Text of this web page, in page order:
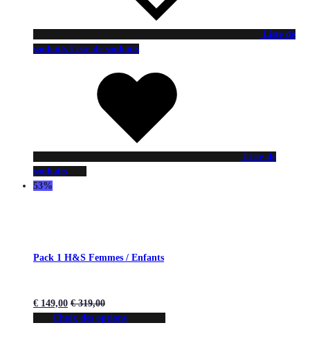
Liste de
souhaits Liste de souhaits
Liste de
souhaits
53%
Pack 1 H&S Femmes / Enfants
€ 149,00 €319,00
Choix des options